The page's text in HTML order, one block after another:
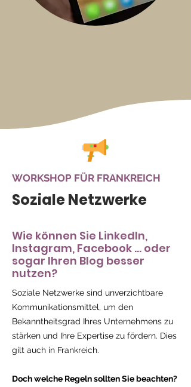
WORKSHOP FÜR FRANKREICH
Soziale Netzwerke
Wie können Sie LinkedIn,
Instagram, Facebook ... oder
sogar Ihren Blog besser
nutzen?
Soziale Netzwerke sind unverzichtbare
Kommunikationsmittel, um den
Bekanntheitsgrad Ihres Unternehmens zu
stärken und Ihre Expertise zu fördern. Dies
gilt auch in Frankreich.
Doch welche Regeln sollten Sie beachten?